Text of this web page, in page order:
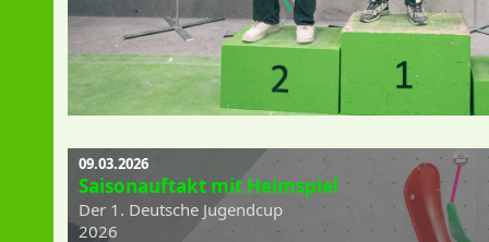
09.03.2026
Saisonauftakt mit Heimspiel
Der 1. Deutsche Jugendcup
2026